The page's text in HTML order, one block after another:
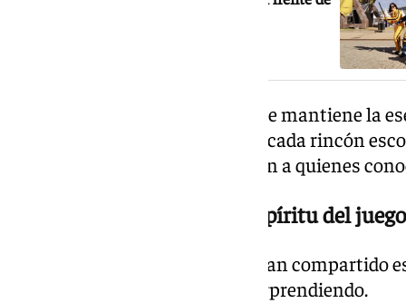
El resultado es una aventura que mantiene la
descubrir criaturas, pero donde cada rincón
y pequeños detalles que premian a quienes
La pregunta que define el espíritu del juego
Aunque miles de jugadores ya han compartido
redes, la escena inicial sigue sorprendiendo.